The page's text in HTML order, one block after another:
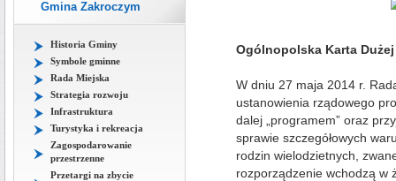
Gmina Zakroczym
Historia Gminy
Symbole gminne
Rada Miejska
Strategia rozwoju
Infrastruktura
Turystyka i rekreacja
Zagospodarowanie
przestrzenne
Przetargi na zbycie
Ogólnopolska Karta
W dniu 27 maja 2014 r.
ustanowienia rządowego
dalej „programem” oraz
sprawie szczegółowych
rodzin wielodzietnych,
rozporządzenie wchodzą w